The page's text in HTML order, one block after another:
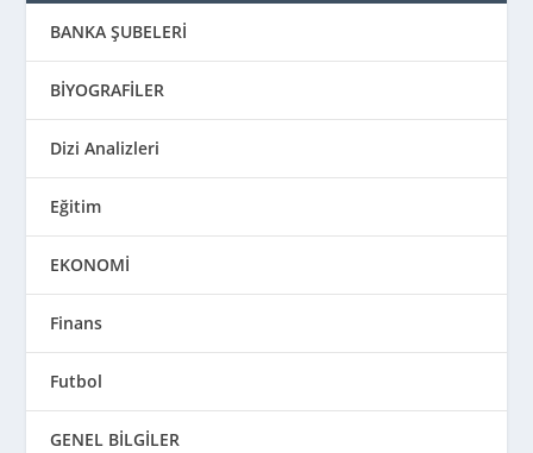
BANKA ŞUBELERİ
BİYOGRAFİLER
Dizi Analizleri
Eğitim
EKONOMİ
Finans
Futbol
GENEL BİLGİLER